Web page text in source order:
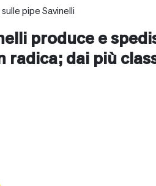
pipe Savinelli
produce e
dai più